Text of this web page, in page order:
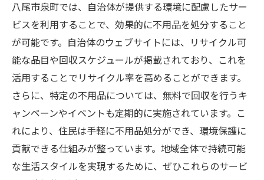
八尾市泉町では、自治体が提供する環境に配慮したサー
ビスを利用することで、効果的に不用品を処分すること
が可能です。自治体のウェブサイトには、リサイクル可
能な品目や回収スケジュールが掲載されており、これを
活用することでリサイクル率を高めることができます。
さらに、特定の不用品については、無料で回収を行うキ
ャンペーンやイベントも定期的に実施されています。こ
れにより、住民は手軽に不用品処分ができ、環境保護に
貢献できる仕組みが整っています。地域全体で持続可能
な生活スタイルを実現するために、ぜひこれらのサービ